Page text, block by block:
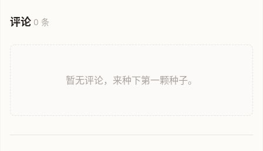
评论 0 条
暂无评论，来种下第一颗种子。